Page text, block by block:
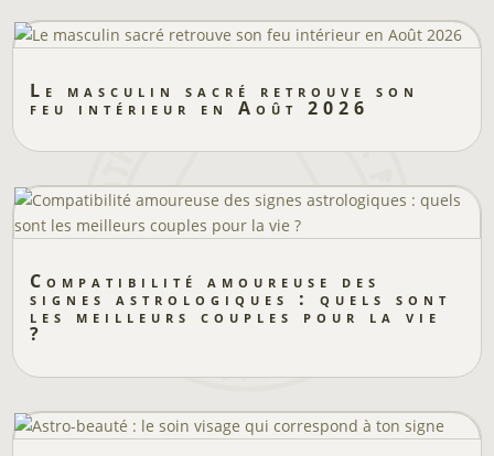
Le masculin sacré retrouve son
feu intérieur en Août 2026
Compatibilité amoureuse des
signes astrologiques : quels sont
les meilleurs couples pour la vie
?